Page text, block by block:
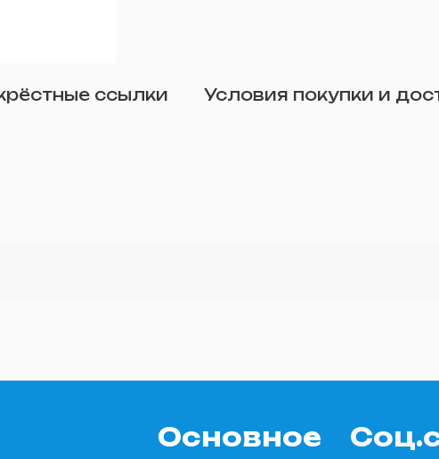
ссылки Условия покупки и
Основное
фото (по желанию)